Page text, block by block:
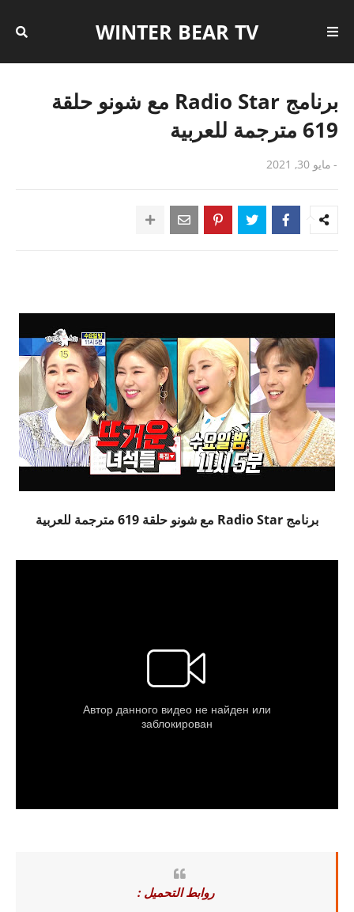
WINTER BEAR TV
برنامج Radio Star مع شونو حلقة
619 مترجمة للعربية
- مايو 30, 2021
برنامج Radio Star مع شونو حلقة 619 مترجمة للعربية
روابط التحميل :